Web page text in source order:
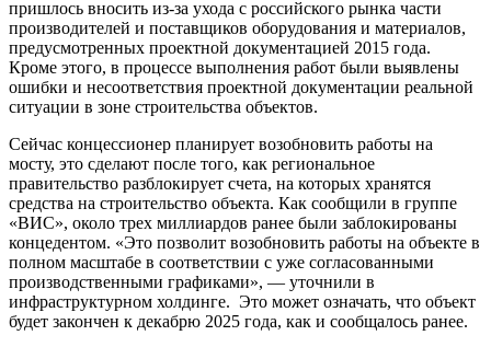
пришлось вносить из-за ухода с российского рынка части
производителей и поставщиков оборудования и материалов,
предусмотренных проектной документацией 2015 года.
Кроме этого, в процессе выполнения работ были выявлены
ошибки и несоответствия проектной документации реальной
ситуации в зоне строительства объектов.
Сейчас концессионер планирует возобновить работы на
мосту, это сделают после того, как региональное
правительство разблокирует счета, на которых хранятся
средства на строительство объекта. Как сообщили в группе
«ВИС», около трех миллиардов ранее были заблокированы
концедентом. «Это позволит возобновить работы на объекте в
полном масштабе в соответствии с уже согласованными
производственными графиками», — уточнили в
инфраструктурном холдинге. Это может означать, что объект
будет закончен к декабрю 2025 года, как и сообщалось ранее.